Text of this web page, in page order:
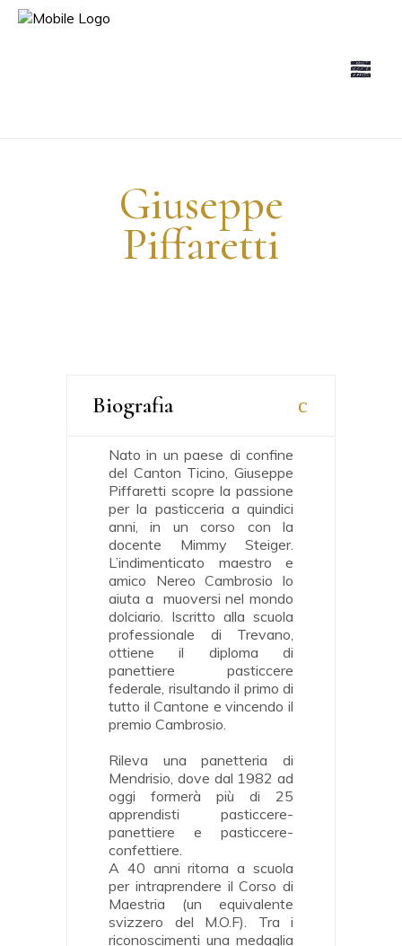
Giuseppe
Piffaretti
Biografia
Nato in un paese di confine
del Canton Ticino, Giuseppe
Piffaretti scopre la passione
per la pasticceria a quindici
anni, in un corso con la
docente Mimmy Steiger.
L’indimenticato maestro e
amico Nereo Cambrosio lo
aiuta a muoversi nel mondo
dolciario. Iscritto alla scuola
professionale di Trevano,
ottiene il diploma di
panettiere pasticcere
federale, risultando il primo di
tutto il Cantone e vincendo il
premio Cambrosio.
Rileva una panetteria di
Mendrisio, dove dal 1982 ad
oggi formerà più di 25
apprendisti pasticcere-
panettiere e pasticcere-
confettiere.
A 40 anni ritorna a scuola
per intraprendere il Corso di
Maestria (un equivalente
svizzero del M.O.F). Tra i
riconoscimenti una medaglia